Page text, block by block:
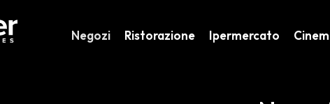
Negozi Ristorazione Ipermercato